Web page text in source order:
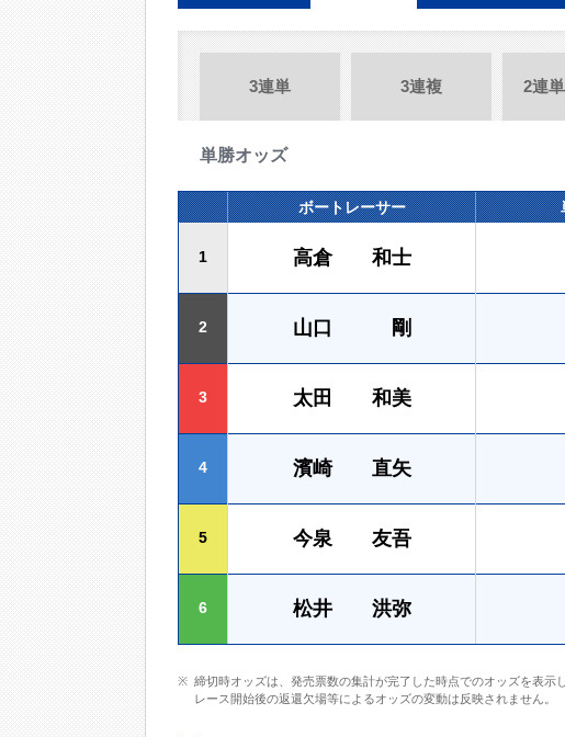
3連単 3連複 2連
単勝オッズ
ボートレーサー
1 高倉 和士
2 山口 剛
3 太田 和美
4 濱崎 直矢
5 今泉 友吾
6 松井 洪弥
締切時オッズは、発売票数の集計が完了した時点でのオッズを表示
レース開始後の返還欠場等によるオッズの変動は反映されません。